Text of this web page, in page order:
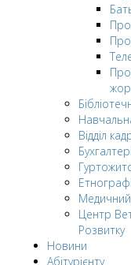
Відділ
Центр
Розвитку
Новини
Абітурієнту